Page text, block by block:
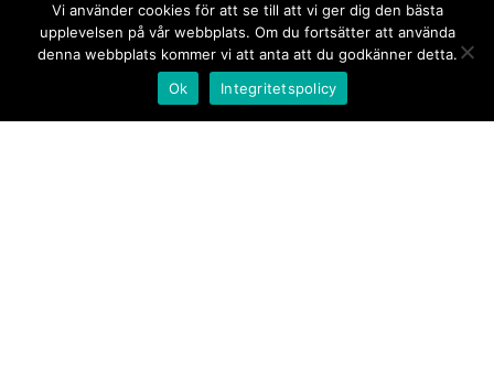
Vi använder cookies för att se till att vi ger dig den bästa
upplevelsen på vår webbplats. Om du fortsätter att använda
denna webbplats kommer vi att anta att du godkänner detta.
Ok
Integritetspolicy